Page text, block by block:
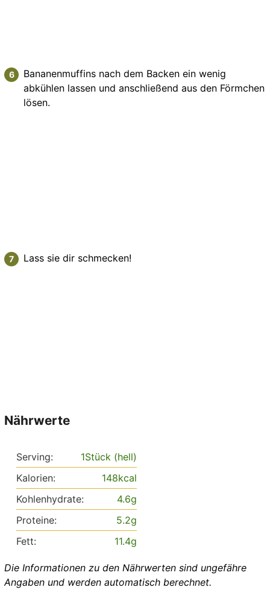
Bananenmuffins nach dem Backen ein wenig
abkühlen lassen und anschließend aus den Förmchen
lösen.
Lass sie dir schmecken!
Nährwerte
Serving: 1Stück (hell)
Kalorien:
148kcal
Kohlenhydrate:
4.6g
Proteine:
5.2g
Fett:
11.4g
Die Informationen zu den Nährwerten sind ungefähre
Angaben und werden automatisch berechnet.